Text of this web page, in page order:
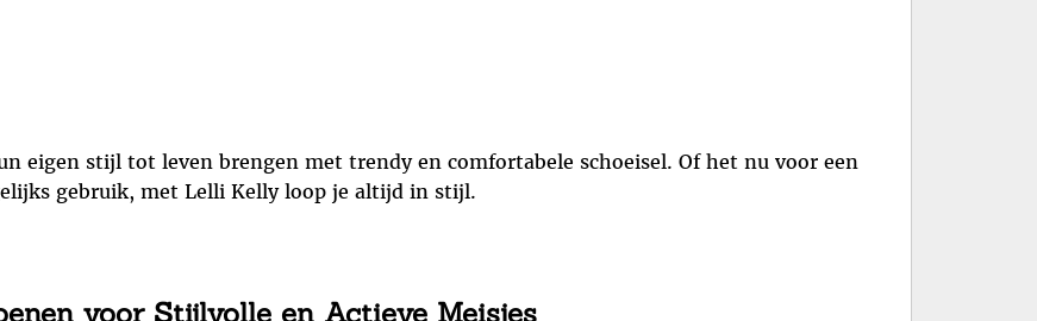
eigen stijl tot leven brengen met trendy en comfortabele schoeisel. Of het nu voor een
gebruik, met Lelli Kelly loop je altijd in stijl.
voor Stijlvolle en Actieve Meisjes